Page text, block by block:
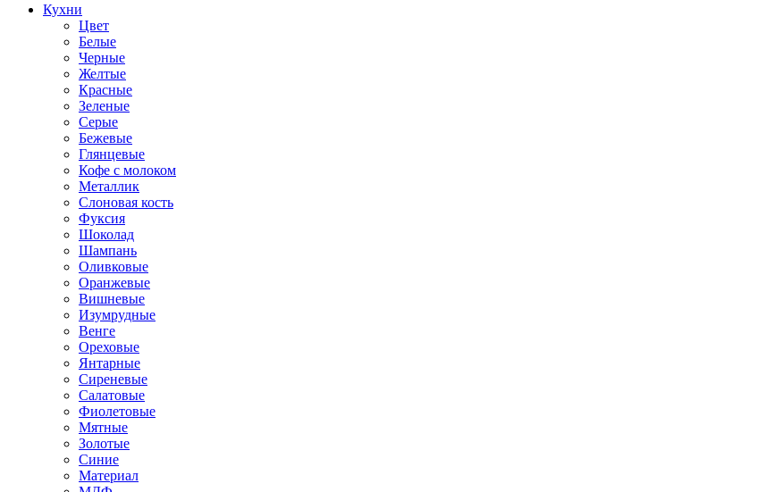
Кухни
Цвет
Белые
Черные
Желтые
Красные
Зеленые
Серые
Бежевые
Глянцевые
Кофе с молоком
Металлик
Слоновая кость
Фуксия
Шоколад
Шампань
Оливковые
Оранжевые
Вишневые
Изумрудные
Венге
Ореховые
Янтарные
Сиреневые
Салатовые
Фиолетовые
Мятные
Золотые
Синие
Материал